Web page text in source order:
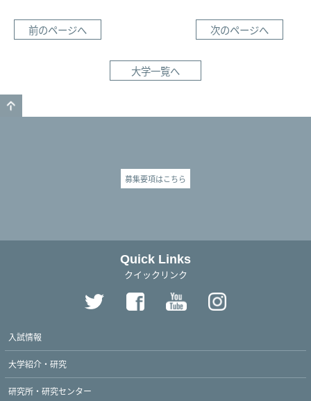
前のページへ 次のページへ
大学一覧へ
募集要項はこちら
Quick Links
クイックリンク
入試情報
大学紹介・研究
研究所・研究センター